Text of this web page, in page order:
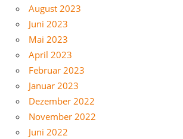
August 2023
Juni 2023
Mai 2023
April 2023
Februar 2023
Januar 2023
Dezember 2022
November 2022
Juni 2022